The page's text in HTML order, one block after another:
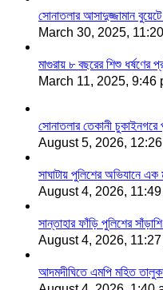
সোনাতলার আসাদুজ্জামান
March 30, 2025,
মাগুরায় ৮ বছরের শিশু ধর্ষণের
March 11, 2025, 9:46
সোনাতলার তেকানী চুকাইনগরে
August 5, 2026,
সাঘাটায় পুলিশের অভিযানে
August 4, 2026,
সান্তাহার ফাঁড়ি পুলিশের
August 4, 2026,
আদমদীঘিতে এমপি মহিত